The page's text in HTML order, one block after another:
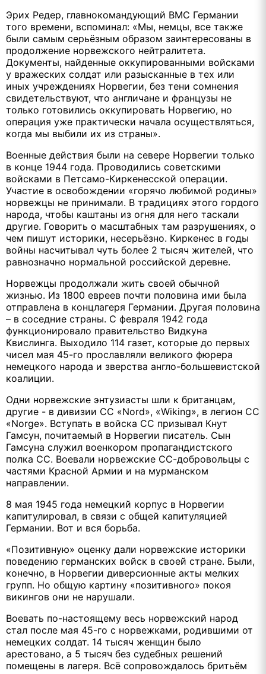
Эрих Редер, главнокомандующий ВМС Германии
того времени, вспоминал: «Мы, немцы, все также
были самым серьёзным образом заинтересованы в
продолжение норвежского нейтралитета.
Документы, найденные оккупированными войсками
у вражеских солдат или разысканные в тех или
иных учреждениях Норвегии, без тени сомнения
свидетельствуют, что англичане и французы не
только готовились оккупировать Норвегию, но
операция уже практически начала осуществляться,
когда мы выбили их из страны».
Военные действия были на севере Норвегии только
в конце 1944 года. Проводились советскими
войсками в Петсамо-Киркенесской операции.
Участие в освобождении «горячо любимой родины»
норвежцы не принимали. В традициях этого гордого
народа, чтобы каштаны из огня для него таскали
другие. Говорить о масштабных там разрушениях, о
чем пишут историки, несерьёзно. Киркенес в годы
войны насчитывал чуть более 2 тысяч жителей, что
равнозначно нормальной российской деревне.
Норвежцы продолжали жить своей обычной
жизнью. Из 1800 евреев почти половина ими была
отправлена в концлагеря Германии. Другая половина
– в соседние страны. С февраля 1942 года
функционировало правительство Видкуна
Квислинга. Выходило 114 газет, которые до первых
чисел мая 45-го прославляли великого фюрера
немецкого народа и зверства англо-большевистской
коалиции.
Одни норвежские энтузиасты шли к британцам,
другие - в дивизии СС «Nord», «Wiking», в легион СС
«Norge». Вступать в войска СС призывал Кнут
Гамсун, почитаемый в Норвегии писатель. Сын
Гамсуна служил военкором пропагандистского
полка СС. Воевали норвежские СС-добровольцы с
частями Красной Армии и на мурманском
направлении.
8 мая 1945 года немецкий корпус в Норвегии
капитулировал, в связи с общей капитуляцией
Германии. Вот и вся борьба.
«Позитивную» оценку дали норвежские историки
поведению германских войск в своей стране. Были,
конечно, в Норвегии диверсионные акты мелких
групп. Но общую картину «позитивного» покоя
викингов они не нарушали.
Воевать по-настоящему весь норвежский народ
стал после мая 45-го с норвежками, родившими от
немецких солдат. 14 тысяч женщин было
арестовано, а 5 тысяч без судебных решений
помещены в лагеря. Всё сопровождалось бритьём